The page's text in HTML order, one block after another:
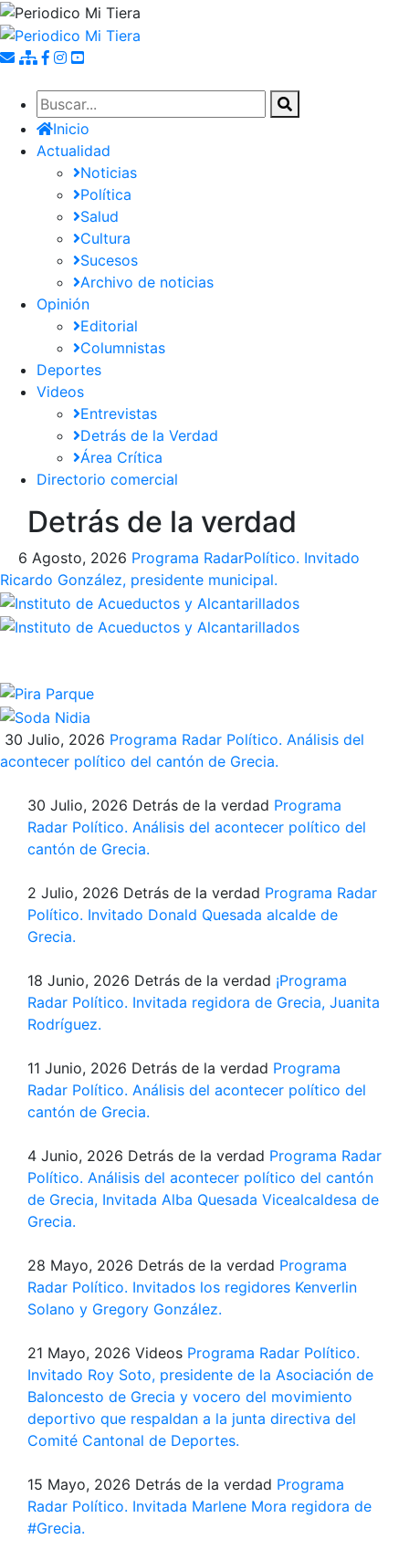
Pasar
al
contenido
Inicio
Actualidad
Noticias
Política
Salud
Cultura
Sucesos
Archivo de noticias
Opinión
Editorial
Columnistas
Deportes
Videos
Entrevistas
Detrás de la Verdad
Área Crítica
Directorio comercial
Detrás de la verdad
6 Agosto, 2026 Programa​ RadarPolítico​. Invitado
Ricardo González, presidente municipal.
30 Julio, 2026 Programa Radar Político. Análisis del
acontecer político del cantón de Grecia.
30 Julio, 2026 Detrás de la verdad Programa
Radar Político. Análisis del acontecer político del
cantón de Grecia.
2 Julio, 2026 Detrás de la verdad Programa Radar
Político. Invitado Donald Quesada alcalde de
Grecia.
18 Junio, 2026 Detrás de la verdad ¡Programa
Radar Político. Invitada regidora de Grecia, Juanita
Rodríguez.
11 Junio, 2026 Detrás de la verdad Programa
Radar Político. Análisis del acontecer político del
cantón de Grecia.
4 Junio, 2026 Detrás de la verdad Programa Radar
Político. Análisis del acontecer político del cantón
de Grecia, Invitada Alba Quesada Vicealcaldesa de
Grecia.
28 Mayo, 2026 Detrás de la verdad Programa
Radar Político. Invitados los regidores Kenverlin
Solano y Gregory González.
21 Mayo, 2026 Videos Programa Radar Político.
Invitado Roy Soto, presidente de la Asociación de
Baloncesto de Grecia y vocero del movimiento
deportivo que respaldan a la junta directiva del
Comité Cantonal de Deportes.
15 Mayo, 2026 Detrás de la verdad Programa
Radar Político. Invitada Marlene Mora regidora de
#Grecia​.